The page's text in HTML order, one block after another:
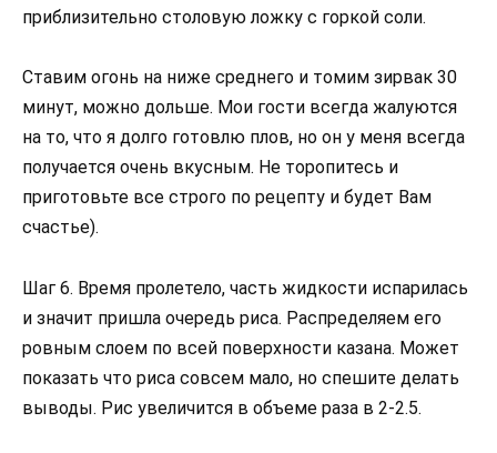
приблизительно столовую ложку с горкой соли.
Ставим огонь на ниже среднего и томим зирвак 30
минут, можно дольше. Мои гости всегда жалуются
на то, что я долго готовлю плов, но он у меня всегда
получается очень вкусным. Не торопитесь и
приготовьте все строго по рецепту и будет Вам
счастье).
Шаг 6. Время пролетело, часть жидкости испарилась
и значит пришла очередь риса. Распределяем его
ровным слоем по всей поверхности казана. Может
показать что риса совсем мало, но спешите делать
выводы. Рис увеличится в объеме раза в 2-2.5.